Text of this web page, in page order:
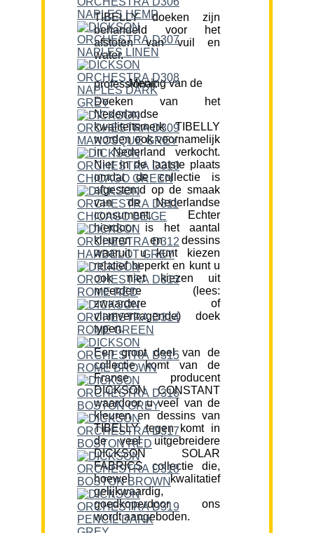
TIBELLY doeken zijn
behandeld voor het
afstoten van vuil en
water.
Mening van de professional:
Doeken van het
Nederlandse
kwaliteitsmerk TIBELLY
worden ook voornamelijk
in Nederland verkocht.
Niet in de laatste plaats
omdat de collectie is
afgestemd op de smaak
van de Nederlandse
consument. Echter
hierdoor is het aantal
kleuren en dessins
waaruit u kunt kiezen
relatief beperkt en kunt u
ook niet kiezen uit
meerdere (lees:
zwaardere of
vlamvertragende) doek
typen.
Een groot deel van de
collectie komt van de
Franse producent
DICKSON CONSTANT
waardoor u veel van de
kleuren en dessins van
TIBELLY tegen komt in
de veel uitgebreidere
DICKSON SOLAR
FABRICS collectie die,
hoewel kwalitatief
gelijkwaardig,
goedkoperdoor ons
wordt aangeboden.